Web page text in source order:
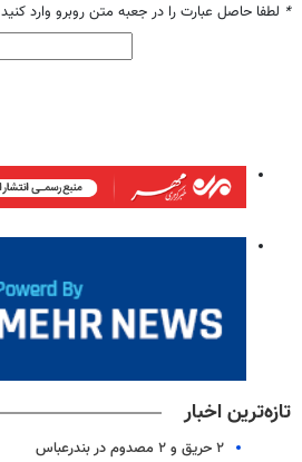
* لطفا حاصل عبارت را در جعبه متن روبرو وارد کنید
تازه‌ترین اخبار
۲ حریق و ۲ مصدوم در بندرعباس